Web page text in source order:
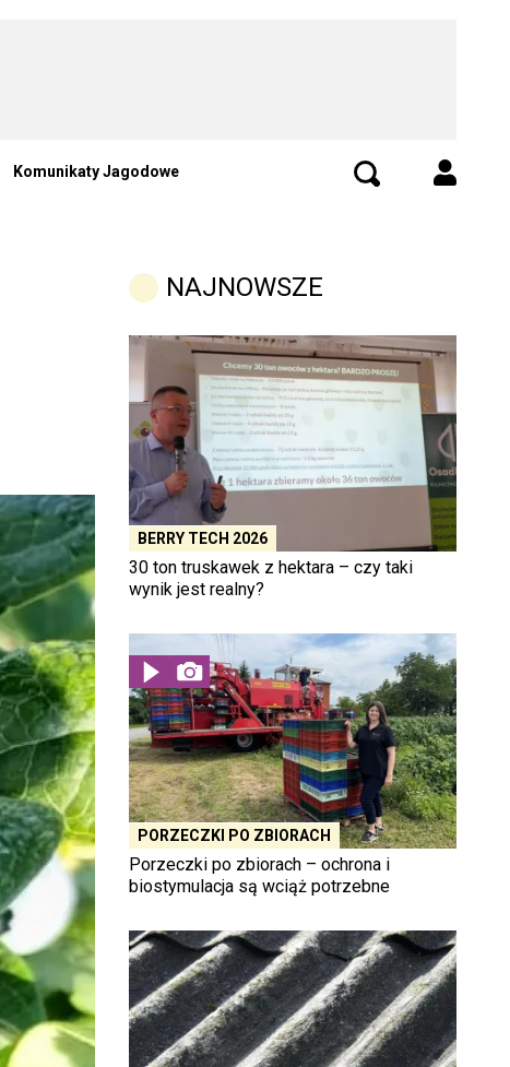
Komunikaty Jagodowe
NAJNOWSZE
BERRY TECH 2026
30 ton truskawek z hektara – czy taki
wynik jest realny?
PORZECZKI PO ZBIORACH
Porzeczki po zbiorach – ochrona i
biostymulacja są wciąż potrzebne